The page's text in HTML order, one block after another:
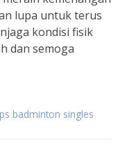
lupa untuk terus
kondisi fisik
dan semoga
badminton singles